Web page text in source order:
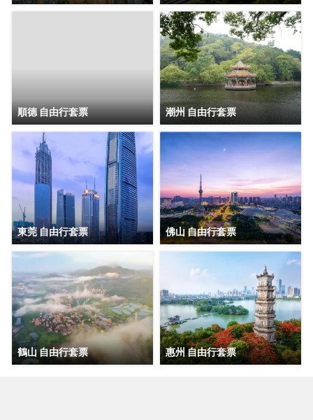
順德 自由行套票 潮州 自由行套票
東莞 自由行套票 佛山 自由行套票
鶴山 自由行套票 惠州 自由行套票